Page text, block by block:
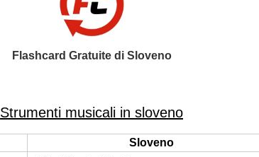
Flashcard Gratuite di Sloveno
Strumenti musicali in sloveno
Sloveno